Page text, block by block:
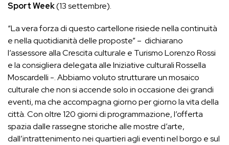
Sport Week(13 settembre).
“La vera forza di questo cartellone risiede nella continuità
e nella quotidianità delle proposte” – dichiarano
l’assessore alla Crescita culturale e Turismo Lorenzo Rossi
e la consigliera delegata alle Iniziative culturali Rossella
Moscardelli -. Abbiamo voluto strutturare un mosaico
culturale che non si accende solo in occasione dei grandi
eventi, ma che accompagna giorno per giorno la vita della
città. Con oltre 120 giorni di programmazione, l’offerta
spazia dalle rassegne storiche alle mostre d’arte,
dall’intrattenimento nei quartieri agli eventi nel borgo e sul